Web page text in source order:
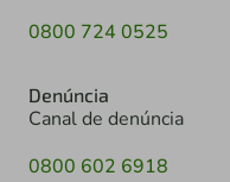
0800 724 0525
Denúncia
Canal de denúncia
0800 602 6918